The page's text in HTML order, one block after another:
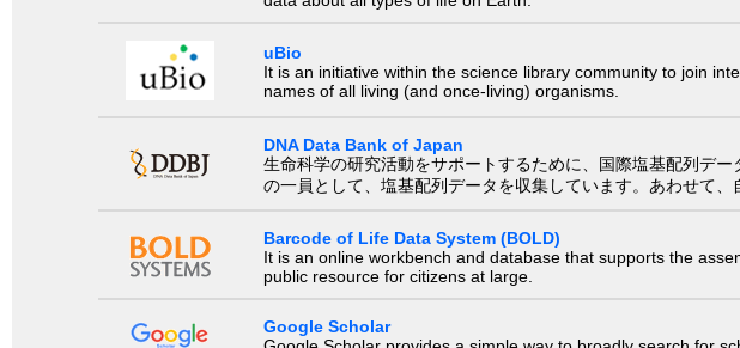
uBio
It is an initiative within the science library community to join
names of all living (and once-living) organisms.
DNA Data Bank of Japan
生命科学の研究活動をサポートするために、国際塩基配列デ
の一員として、塩基配列データを収集しています。あわせて
Barcode of Life Data System (BOLD)
It is an online workbench and database that supports the
public resource for citizens at large.
Google Scholar